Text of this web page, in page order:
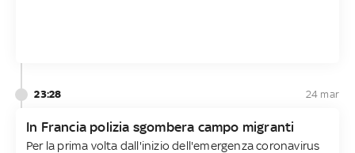
23:28 24 mar
In Francia polizia sgombera campo migranti
Per la prima volta dall'inizio dell'emergenza coronavirus